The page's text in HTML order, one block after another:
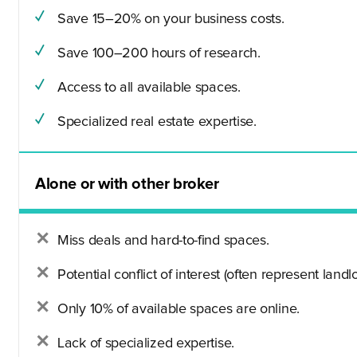
Save 15–20% on your business costs.
Save 100–200 hours of research.
Access to all available spaces.
Specialized real estate expertise.
Alone or with other broker
Miss deals and hard-to-find spaces.
Potential conflict of interest (often represent
Only 10% of available spaces are online.
Lack of specialized expertise.